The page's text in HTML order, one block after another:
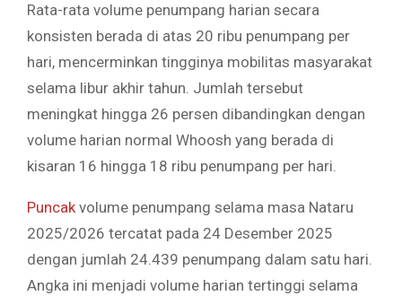
Rata-rata volume penumpang harian secara
konsisten berada di atas 20 ribu penumpang per
hari, mencerminkan tingginya mobilitas masyarakat
selama libur akhir tahun. Jumlah tersebut
meningkat hingga 26 persen dibandingkan dengan
volume harian normal Whoosh yang berada di
kisaran 16 hingga 18 ribu penumpang per hari.
Puncakvolume penumpang selama masa Nataru
2025/2026 tercatat pada 24 Desember 2025
dengan jumlah 24.439 penumpang dalam satu hari.
Angka ini menjadi volume harian tertinggi selama